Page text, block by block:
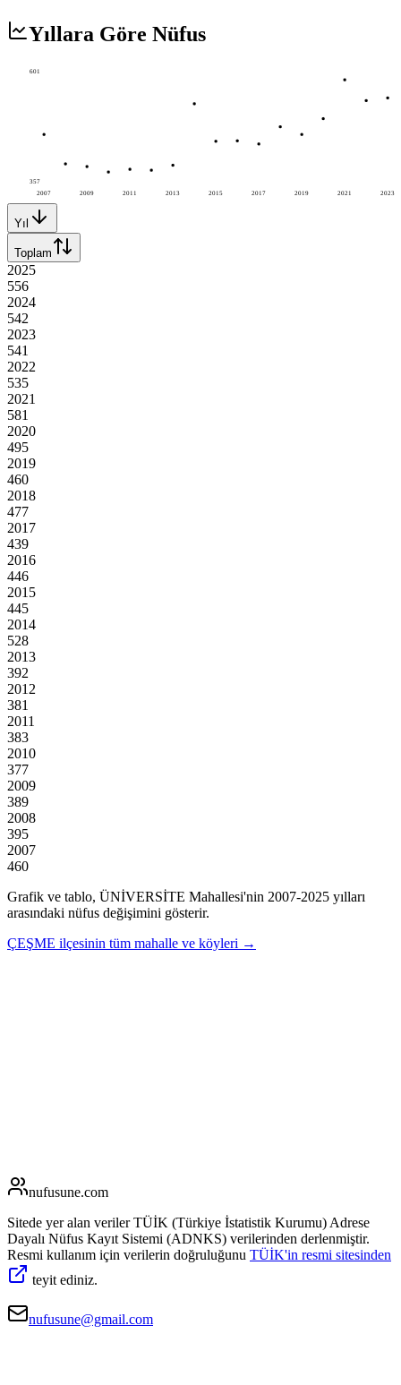
Yıllara Göre Nüfus
2007 2009 2011 2013 2015 2017 2019 2021 2023
601
357
Yıl
Toplam
2025
556
2024
542
2023
541
2022
535
2021
581
2020
495
2019
460
2018
477
2017
439
2016
446
2015
445
2014
528
2013
392
2012
381
2011
383
2010
377
2009
389
2008
395
2007
460
Grafik ve tablo, ÜNİVERSİTE Mahallesi'nin 2007-2025 yılları
arasındaki nüfus değişimini gösterir.
ÇEŞME ilçesinin tüm mahalle ve köyleri →
nufusune.com
Sitede yer alan veriler TÜİK (Türkiye İstatistik Kurumu) Adrese
Dayalı Nüfus Kayıt Sistemi (ADNKS) verilerinden derlenmiştir.
Resmi kullanım için verilerin doğruluğunu TÜİK'in resmi sitesinden
teyit ediniz.
nufusune@gmail.com